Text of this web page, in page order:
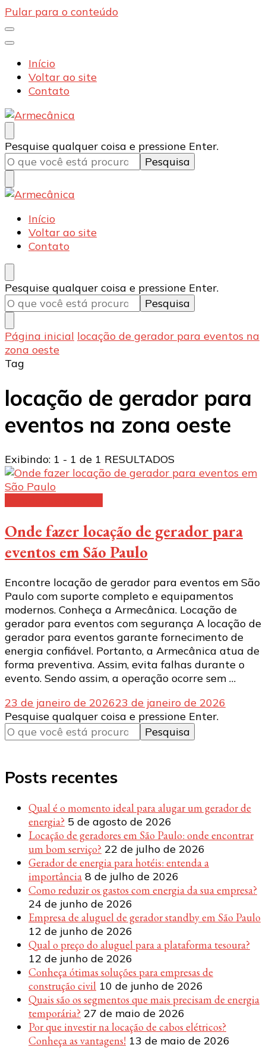
Pular para o conteúdo
Início
Voltar ao site
Contato
Armecânica
Blog
Procurando
algo?
Pesquise qualquer coisa e pressione Enter.
Armecânica
Blog
Início
Voltar ao site
Contato
Procurando
algo?
Pesquise qualquer coisa e pressione Enter.
Página inicial locação de gerador para eventos na
zona oeste
Tag
locação de gerador para
eventos na zona oeste
Exibindo: 1 - 1 de 1 RESULTADOS
Onde fazer locação de gerador para
eventos em São Paulo
Encontre locação de gerador para eventos em São
Paulo com suporte completo e equipamentos
modernos. Conheça a Armecânica. Locação de
gerador para eventos com segurança A locação de
gerador para eventos garante fornecimento de
energia confiável. Portanto, a Armecânica atua de
forma preventiva. Assim, evita falhas durante o
evento. Sendo assim, a operação ocorre sem …
23 de janeiro de 202623 de janeiro de 2026
Procurando
algo?
Pesquise qualquer coisa e pressione Enter.
Posts recentes
Qual é o momento ideal para alugar um gerador de
energia? 5 de agosto de 2026
Locação de geradores em São Paulo: onde encontrar
um bom serviço? 22 de julho de 2026
Gerador de energia para hotéis: entenda a
importância 8 de julho de 2026
Como reduzir os gastos com energia da sua empresa?
24 de junho de 2026
Empresa de aluguel de gerador standby em São Paulo
12 de junho de 2026
Qual o preço do aluguel para a plataforma tesoura?
12 de junho de 2026
Conheça ótimas soluções para empresas de
construção civil 10 de junho de 2026
Quais são os segmentos que mais precisam de energia
temporária? 27 de maio de 2026
Por que investir na locação de cabos elétricos?
Conheça as vantagens! 13 de maio de 2026